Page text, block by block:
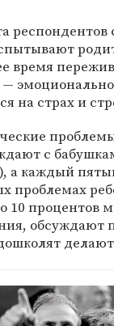
респондентов
время
на страх и
с
а каждый
проблемах
10 процентов
обсуждают